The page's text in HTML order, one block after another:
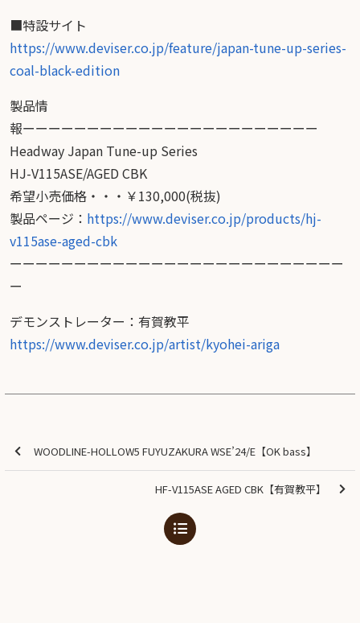
■特設サイト
https://www.deviser.co.jp/feature/japan-tune-up-series-
coal-black-edition
製品情
報ーーーーーーーーーーーーーーーーーーーーーーー
Headway Japan Tune-up Series
HJ-V115ASE/AGED CBK
希望小売価格・・・￥130,000(税抜)
製品ページ： https://www.deviser.co.jp/products/hj-
v115ase-aged-cbk
ーーーーーーーーーーーーーーーーーーーーーーーーーー
ー
デモンストレーター：有賀教平
https://www.deviser.co.jp/artist/kyohei-ariga
WOODLINE-HOLLOW5 FUYUZAKURA WSE’24/E【OK bass】
HF-V115ASE AGED CBK【有賀教平】